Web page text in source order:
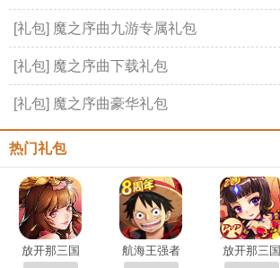
[礼包] 魔之序曲九游专属礼包
[礼包] 魔之序曲下载礼包
[礼包] 魔之序曲豪华礼包
热门礼包
放开那三国 航海王强者 放开那三国